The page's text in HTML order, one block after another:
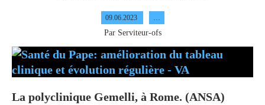
09.06.2023 …
Par Serviteur-ofs
La polyclinique Gemelli, à Rome. (ANSA)